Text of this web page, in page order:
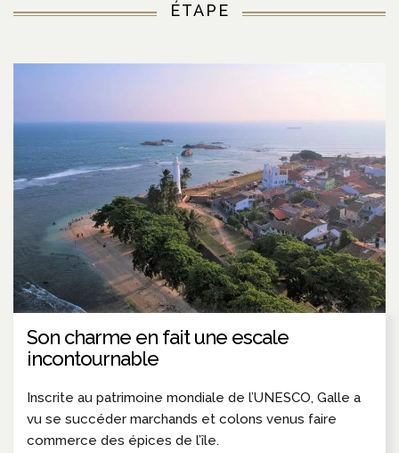
ÉTAPE
Son charme en fait une escale
incontournable
Inscrite au patrimoine mondiale de l’UNESCO, Galle a
vu se succéder marchands et colons venus faire
commerce des épices de l’île.